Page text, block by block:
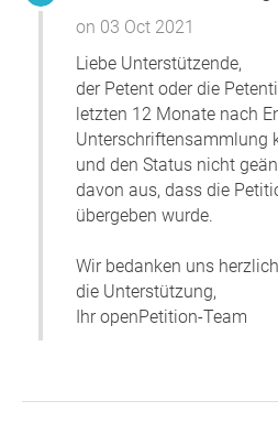
on 03 Oct 2021
Liebe Unterstützende,
der Petent oder die
letzten 12 Monate nach
Unterschriftensammlung
und den Status nicht
davon aus, dass die
übergeben wurde.
Wir bedanken uns
die Unterstützung,
Ihr openPetition-Team